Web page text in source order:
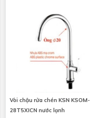
Vòi chậu rửa chén KSN KSOM-
28T5XICN nước lạnh